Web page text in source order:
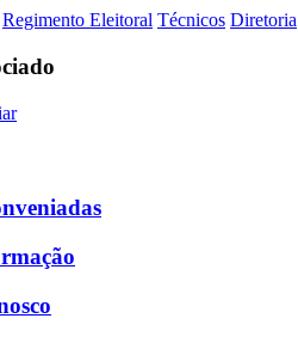
Regimento Eleitoral Técnicos Diretoria